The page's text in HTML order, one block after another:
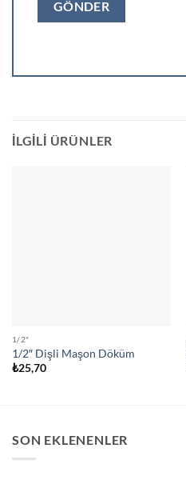
İLGILI ÜRÜNLER
1/2"
1/2″ Dişli Maşon Döküm
₺25,70
SON EKLENENLER